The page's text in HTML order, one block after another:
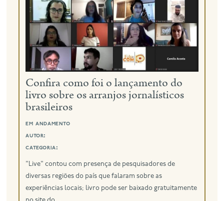
eventos
contato
busca
eng
Confira como foi o lançamento do
livro sobre os arranjos jornalísticos
brasileiros
em andamento
autor:
categoria:
"Live" contou com presença de pesquisadores de
diversas regiões do país que falaram sobre as
experiências locais; livro pode ser baixado gratuitamente